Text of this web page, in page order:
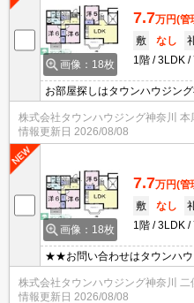
画像：18枚
7.7万円(管
敷
なし
1階
3LDK
お部屋探しはタウンハウジン
株式会社タウンハウジング神奈川 本
情報更新日 2026/08/08
画像：18枚
7.7万円(管
敷
なし
1階
3LDK
★★お問い合わせはタウンハ
株式会社タウンハウジング神奈川 二
情報更新日 2026/08/08